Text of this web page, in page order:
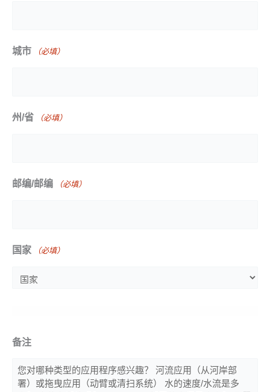
城市 （必填）
州/省 （必填）
邮编/邮编 （必填）
国家 （必填）
备注